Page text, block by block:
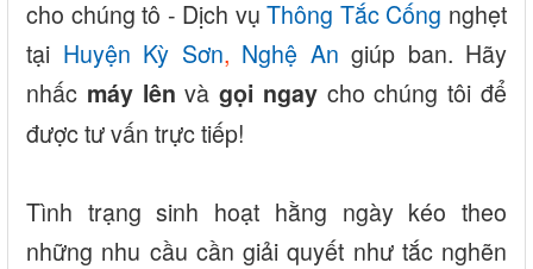
cho chúng tô - Dịch vụThông Tắc Cống nghẹt
tại Huyện Kỳ Sơn, Nghệ An giúp ban. Hãy
nhấc máy lên vàgọi ngaycho chúng tôi để
được tư vấn trực tiếp!
Tình trạng sinh hoạt hằng ngày kéo theo
những nhu cầu cần giải quyết như tắc nghẽn